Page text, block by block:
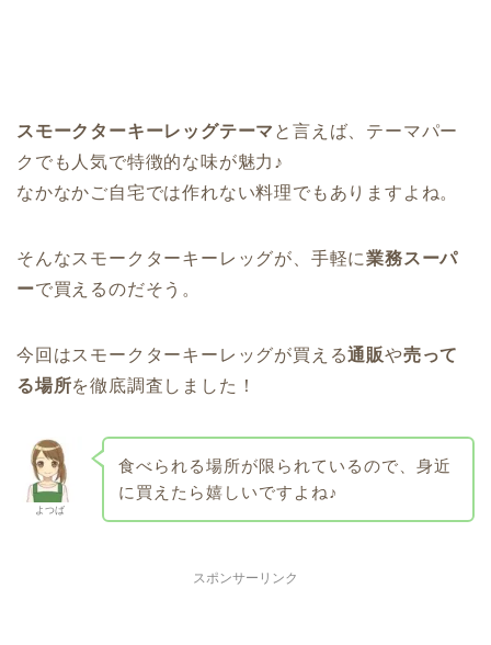
スモークターキーレッグテーマ と言えば、テーマパー
クでも人気で特徴的な味が魅力♪
なかなかご自宅では作れない料理でもありますよね。
そんなスモークターキーレッグが、手軽に業務スーパ
ーで買えるのだそう。
今回はスモークターキーレッグが買える通販や売って
る場所を徹底調査しました！
よつば
食べられる場所が限られているので、身近
に買えたら嬉しいですよね♪
スポンサーリンク